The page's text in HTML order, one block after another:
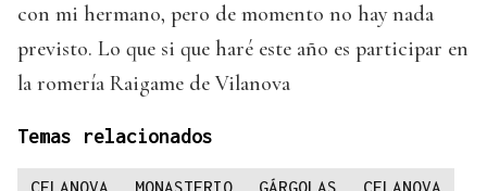
con mi hermano, pero de momento no hay nada
previsto. Lo que si que haré este año es participar en
la romería Raigame de Vilanova
Temas relacionados
CELANOVA MONASTERIO GÁRGOLAS CELANOVA